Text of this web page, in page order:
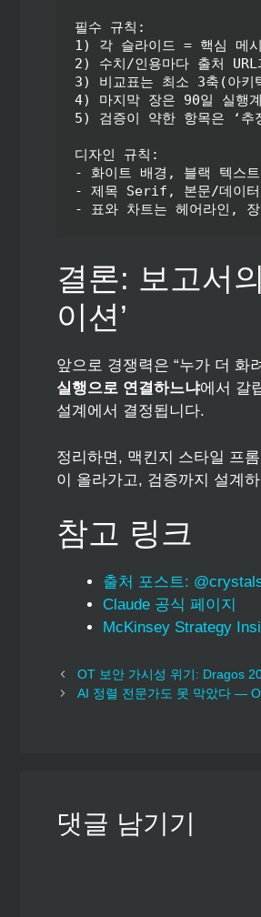
필수 규칙:
1) 각 슬라이드 = 핵심 메
2) 수치/인용마다 출처
3) 비교표는 최소 3축(아
4) 마지막 장은 90일 실
5) 검증이 약한 항목은 ‘추
디자인 규칙:
- 화이트 배경, 블랙 텍스
- 제목 Serif, 본문/데이
결론: 보고서
이션’
앞으로 경쟁력은 “누가 더 화
실행으로 연결하느냐에서 갈
설계에서 결정됩니다.
정리하면, 맥킨지 스타일 프
이 올라가고, 검증까지 설계
참고 링크
출처 포스트:
Claude 공식 페이지
McKinsey Strategy
OT 보안 가시성 위기: Dragos
AI 정렬 전문가도 못 막았다 —
댓글 남기기